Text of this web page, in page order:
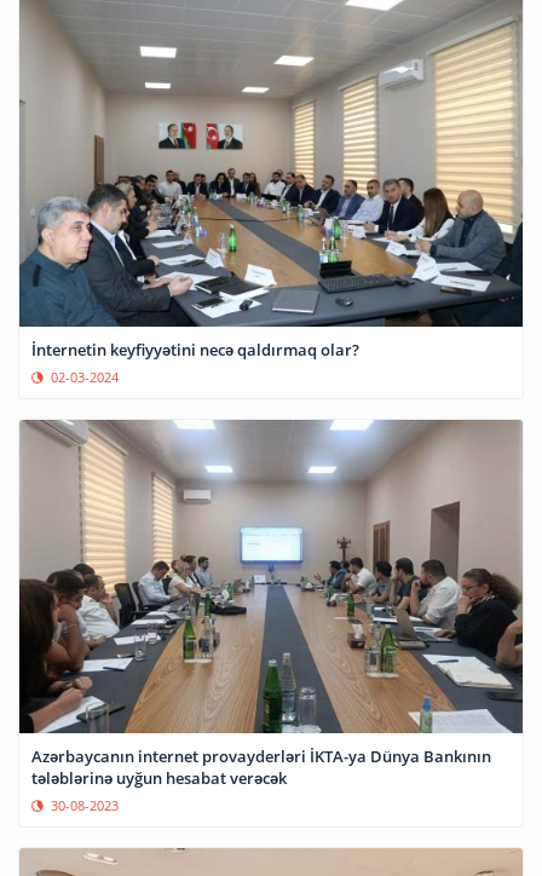
İnternetin keyfiyyətini necə qaldırmaq olar?
02-03-2024
Azərbaycanın internet provayderləri İKTA-ya Dünya Bankının
tələblərinə uyğun hesabat verəcək
30-08-2023